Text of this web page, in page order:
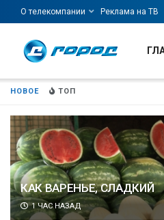
НОВОЕ ТОП
КАК ВАРЕНЬЕ, СЛАДКИЙ
1 ЧАС НАЗАД
О телекомпании Реклама на ТВ